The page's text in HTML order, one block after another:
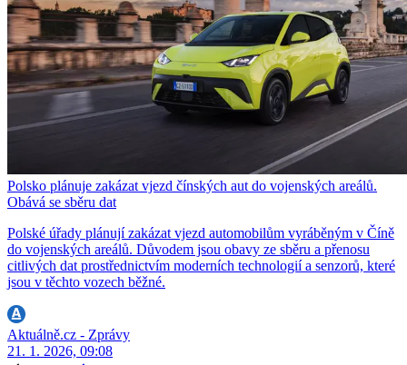
Polsko plánuje zakázat vjezd čínských aut do vojenských areálů.
Obává se sběru dat
Polské úřady plánují zakázat vjezd automobilům vyráběným v Číně
do vojenských areálů. Důvodem jsou obavy ze sběru a přenosu
citlivých dat prostřednictvím moderních technologií a senzorů, které
jsou v těchto vozech běžné.
Aktuálně.cz - Zprávy
21. 1. 2026, 09:08